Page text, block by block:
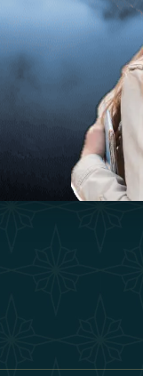
Esperienza
Our